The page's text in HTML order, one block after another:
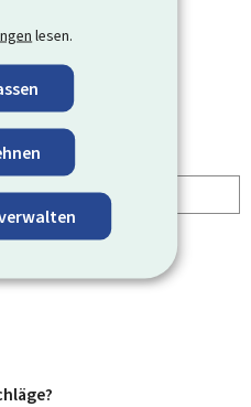
lesen.
gesucht haben?